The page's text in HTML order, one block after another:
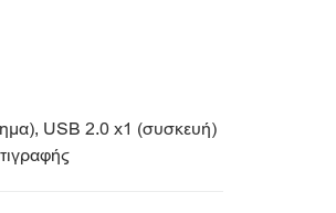
USB 2.0 x1 (συσκευή)